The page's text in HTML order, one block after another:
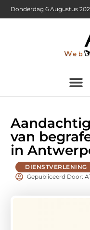
Donderdag 6 Augustus
van
in
DIENSTVERLENING
Gepubliceerd Door: